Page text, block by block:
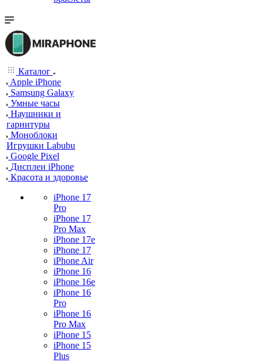
Каталог
Apple iPhone
Samsung Galaxy
Умные часы
Наушники и
гарнитуры
Моноблоки
Игрушки Labubu
Google Pixel
Дисплеи iPhone
Красота и здоровье
iPhone 17
Pro
iPhone 17
Pro Max
iPhone 17e
iPhone 17
iPhone Air
iPhone 16
iPhone 16e
iPhone 16
Pro
iPhone 16
Pro Max
iPhone 15
iPhone 15
Plus